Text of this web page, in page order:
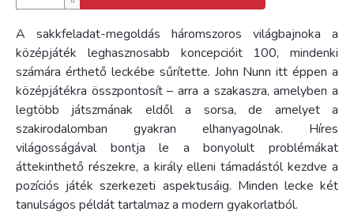
A sakkfeladat-megoldás háromszoros világbajnoka a
középjáték leghasznosabb koncepcióit 100, mindenki
számára érthető leckébe sűrítette. John Nunn itt éppen a
középjátékra összpontosít – arra a szakaszra, amelyben a
legtöbb játszmának eldől a sorsa, de amelyet a
szakirodalomban gyakran elhanyagolnak. Híres
világosságával bontja le a bonyolult problémákat
áttekinthető részekre, a király elleni támadástól kezdve a
pozíciós játék szerkezeti aspektusáig. Minden lecke két
tanulságos példát tartalmaz a modern gyakorlatból.